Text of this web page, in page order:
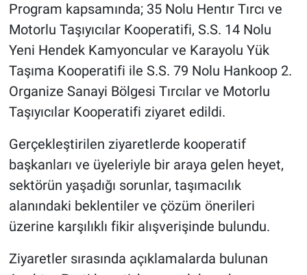
Program kapsamında; 35 Nolu Hentır Tırcı ve
Motorlu Taşıyıcılar Kooperatifi, S.S. 14 Nolu
Yeni Hendek Kamyoncular ve Karayolu Yük
Taşıma Kooperatifi ile S.S. 79 Nolu Hankoop 2.
Organize Sanayi Bölgesi Tırcılar ve Motorlu
Taşıyıcılar Kooperatifi ziyaret edildi.
Gerçekleştirilen ziyaretlerde kooperatif
başkanları ve üyeleriyle bir araya gelen heyet,
sektörün yaşadığı sorunlar, taşımacılık
alanındaki beklentiler ve çözüm önerileri
üzerine karşılıklı fikir alışverişinde bulundu.
Ziyaretler sırasında açıklamalarda bulunan